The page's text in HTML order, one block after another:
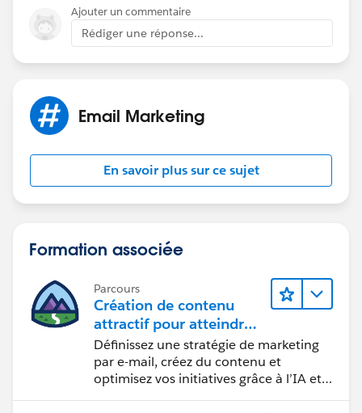
Ajouter un commentaire
Rédiger une réponse...
Email Marketing
En savoir plus sur ce sujet
Formation associée
Parcours
Création de contenu
attractif pour atteindre
vos objectifs marketing
Définissez une stratégie de marketing
par e-mail, créez du contenu et
optimisez vos initiatives grâce à l’IA et